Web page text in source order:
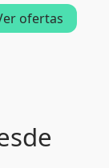
ofertas